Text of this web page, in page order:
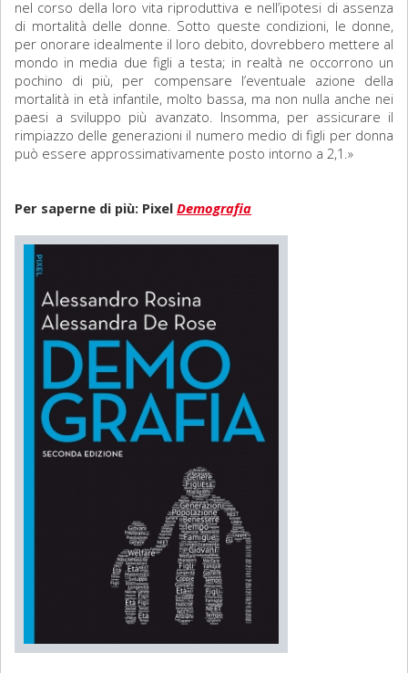
nel corso della loro vita riproduttiva e nell’ipotesi di assenza
di mortalità delle donne. Sotto queste condizioni, le donne,
per onorare idealmente il loro debito, dovrebbero mettere al
mondo in media due figli a testa; in realtà ne occorrono un
pochino di più, per compensare l’eventuale azione della
mortalità in età infantile, molto bassa, ma non nulla anche nei
paesi a sviluppo più avanzato. Insomma, per assicurare il
rimpiazzo delle generazioni il numero medio di figli per donna
può essere approssimativamente posto intorno a 2,1.»
Per saperne di più: Pixel Demografia